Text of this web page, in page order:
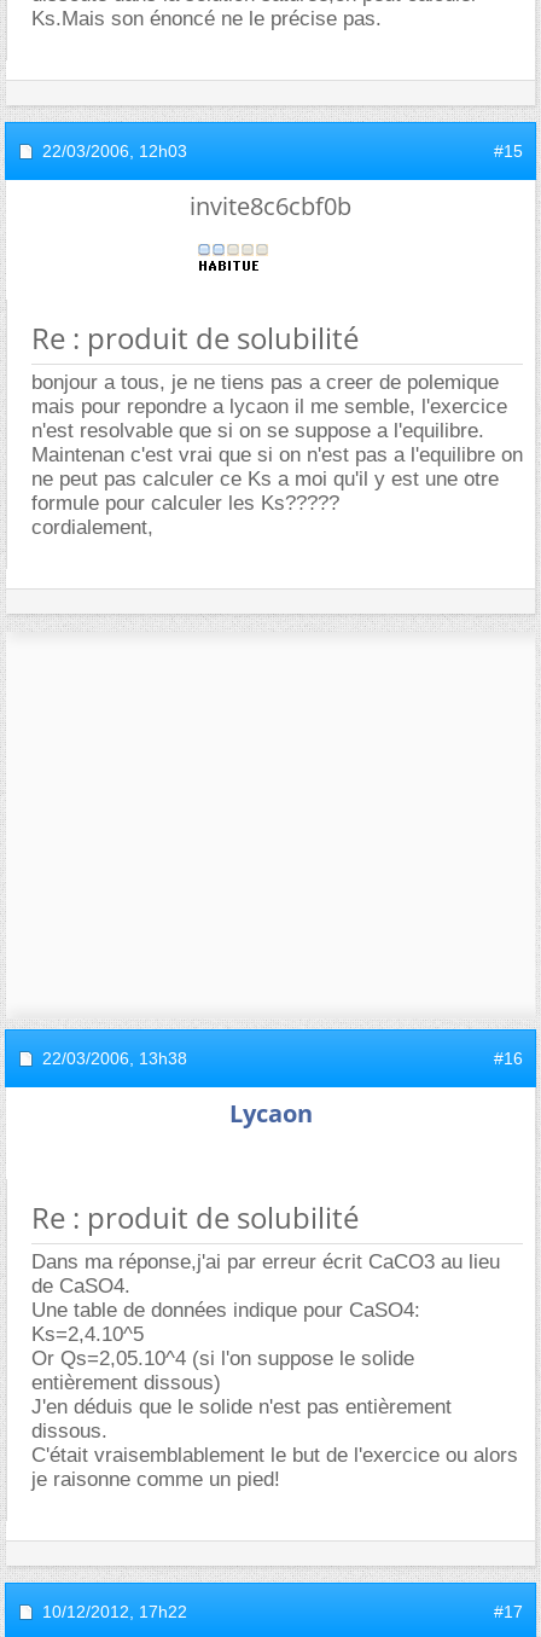
Ks.Mais son énoncé ne le précise pas.
22/03/2006, 12h03 #15
invite8c6cbf0b
Re : produit de solubilité
bonjour a tous, je ne tiens pas a creer de polemique
mais pour repondre a lycaon il me semble, l'exercice
n'est resolvable que si on se suppose a l'equilibre.
Maintenan c'est vrai que si on n'est pas a l'equilibre on
ne peut pas calculer ce Ks a moi qu'il y est une otre
formule pour calculer les Ks?????
cordialement,
22/03/2006, 13h38 #16
Lycaon
Re : produit de solubilité
Dans ma réponse,j'ai par erreur écrit CaCO3 au lieu
de CaSO4.
Une table de données indique pour CaSO4:
Ks=2,4.10^5
Or Qs=2,05.10^4 (si l'on suppose le solide
entièrement dissous)
J'en déduis que le solide n'est pas entièrement
dissous.
C'était vraisemblablement le but de l'exercice ou alors
je raisonne comme un pied!
10/12/2012, 17h22 #17